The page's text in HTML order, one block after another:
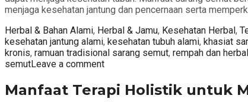
menjaga kesehatan jantung dan pencernaan serta
Categories
Herbal & Bahan Alami, Herbal & Jamu, Kesehatan Herbal,
kesehatan jantung alami, kesehatan tubuh alami, khasiat
kronis, ramuan tradisional sarang semut, rempah dan
semutLeave a comment
Manfaat Terapi Holistik untuk